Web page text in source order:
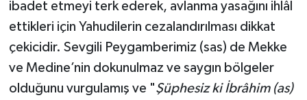
ibadet etmeyi terk ederek, avlanma yasağını ihlâl
ettikleri için Yahudilerin cezalandırılması dikkat
çekicidir. Sevgili Peygamberimiz (sas) de Mekke
ve Medine’nin dokunulmaz ve saygın bölgeler
olduğunu vurgulamış ve "Şüphesiz ki İbrâhim (as)